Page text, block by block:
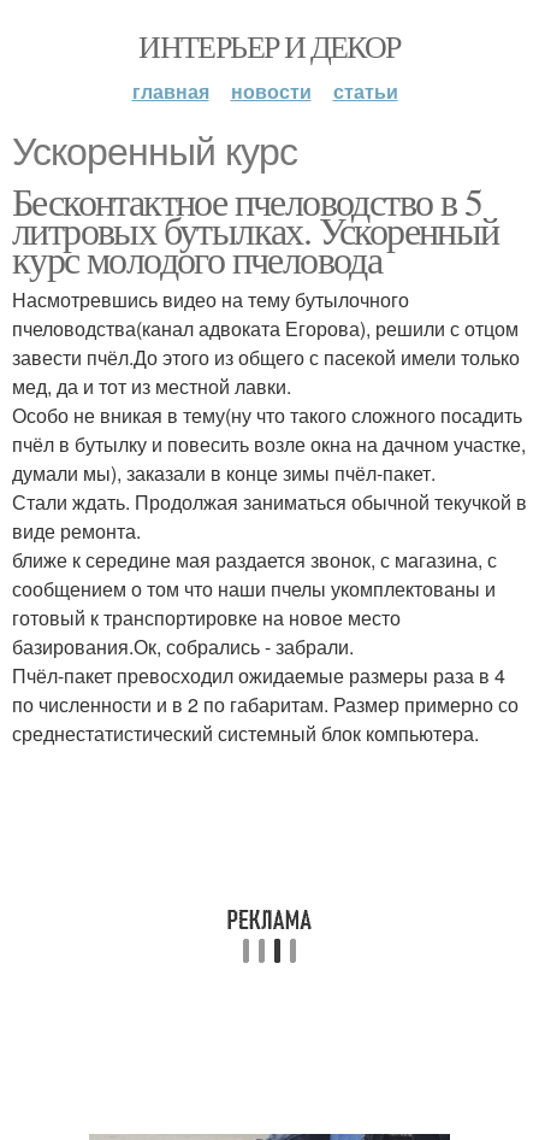
ИНТЕРЬЕР И ДЕКОР
главная новости статьи
Ускоренный курс
Бесконтактное пчеловодство в 5
литровых бутылках. Ускоренный
курс молодого пчеловода
Насмотревшись видео на тему бутылочного
пчеловодства(канал адвоката Егорова), решили с отцом
завести пчёл.До этого из общего с пасекой имели только
мед, да и тот из местной лавки.
Особо не вникая в тему(ну что такого сложного посадить
пчёл в бутылку и повесить возле окна на дачном участке,
думали мы), заказали в конце зимы пчёл-пакет.
Стали ждать. Продолжая заниматься обычной текучкой в
виде ремонта.
ближе к середине мая раздается звонок, с магазина, с
сообщением о том что наши пчелы укомплектованы и
готовый к транспортировке на новое место
базирования.Ок, собрались - забрали.
Пчёл-пакет превосходил ожидаемые размеры раза в 4
по численности и в 2 по габаритам. Размер примерно со
среднестатистический системный блок компьютера.